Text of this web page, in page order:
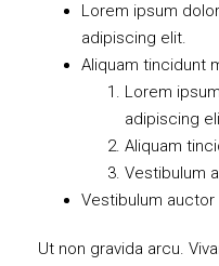
Lorem ipsum
adipiscing elit.
Aliquam tincidunt
Lorem
adipiscing
Aliquam
Vestibulum
Vestibulum
Ut non gravida arcu.